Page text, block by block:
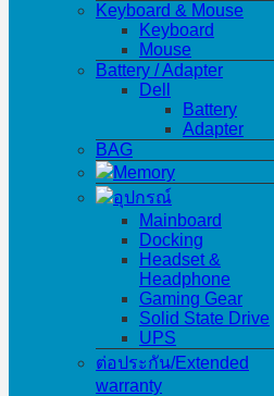
Keyboard & Mouse
Keyboard
Mouse
Battery / Adapter
Dell
Battery
Adapter
BAG
Memory
อุปกรณ์
Mainboard
Docking
Headset &
Headphone
Gaming Gear
Solid State Drive
UPS
ต่อประกัน/Extended
warranty